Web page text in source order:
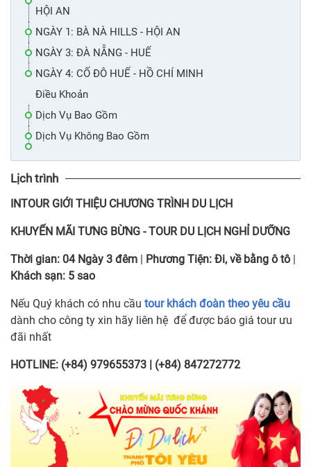
HỘI AN
NGÀY 1: BÀ NÀ HILLS - HỘI AN
NGÀY 3: ĐÀ NẴNG - HUẾ
NGÀY 4: CỐ ĐÔ HUẾ - HỒ CHÍ MINH
Điều Khoản
Dịch Vụ Bao Gồm
Dịch Vụ Không Bao Gồm
Lịch trình
INTOUR GIỚI THIỆU CHƯƠNG TRÌNH DU LỊCH
KHUYẾN MÃI TƯNG BỪNG -TOUR DU LỊCH NGHỈ DƯỠNG
Thời gian: 04 Ngày 3 đêm Phương Tiện: Đi, về bằng ô tô
Khách sạn: 5 sao
Nếu Quý khách có nhu cầu tour khách đoàn theo yêu cầu
dành cho công ty xin hãy liên hệ để được báo giá tour ưu
đãi nhất
HOTLINE: (+84) 979655373 | (+84) 847272772